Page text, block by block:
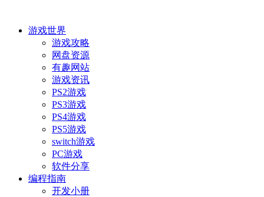
游戏世界
游戏攻略
网盘资源
有趣网站
游戏资讯
PS2游戏
PS3游戏
PS4游戏
PS5游戏
switch游戏
PC游戏
软件分享
编程指南
开发小册